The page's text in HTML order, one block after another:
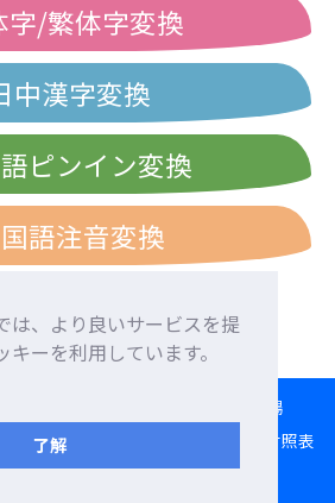
は、より良いサービスを提
ーを利用しています。
了解
字/繁体字変換
中漢字変換
ピンイン変換
語注音変換
交流広場
字入力練習
西暦・和暦・民国暦対照表